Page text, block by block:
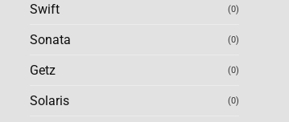
Swift (0)
Sonata (0)
Getz (0)
Solaris (0)